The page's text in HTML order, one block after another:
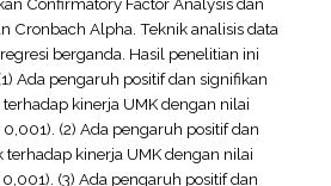
Cronbach Alpha. Teknik analisis data
berganda. Hasil penelitian ini
Ada pengaruh positif dan signifikan
kinerja UMK dengan nilai
(2) Ada pengaruh positif dan
kinerja UMK dengan nilai
(3) Ada pengaruh positif dan